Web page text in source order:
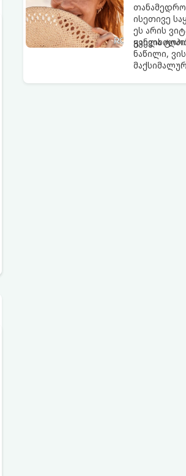
ისეთივე
ეს არის
ყველა
ნაწილი,